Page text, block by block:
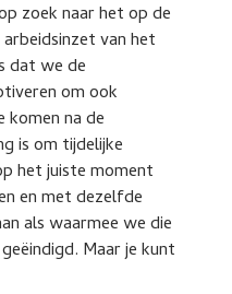
zoek naar het op de
van het
dat we de
om ook
na de
is om tijdelijke
het juiste moment
en met dezelfde
als waarmee we die
Maar je kunt